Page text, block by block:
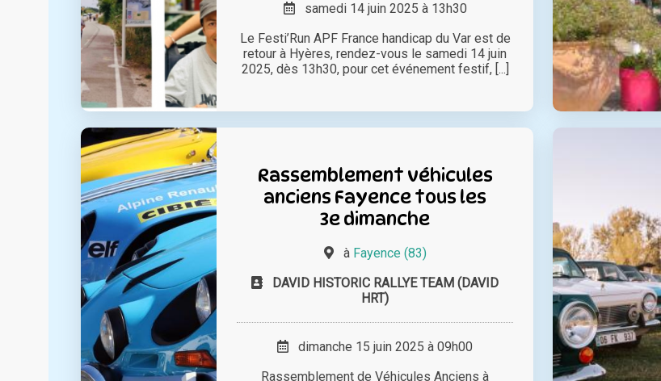
samedi 14 juin 2025 à 13h30
Le Festi’Run APF France handicap du Var est de
retour à Hyères, rendez-vous le samedi 14 juin
2025, dès 13h30, pour cet événement festif, [...]
Rassemblement véhicules
anciens Fayence tous les
3e dimanche
à Fayence (83)
DAVID HISTORIC RALLYE TEAM (DAVID
HRT)
dimanche 15 juin 2025 à 09h00
Rassemblement de Véhicules Anciens à